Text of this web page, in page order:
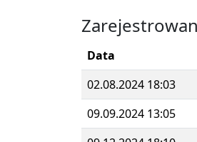
Data
02.08.2024 18:03
09.09.2024 13:05